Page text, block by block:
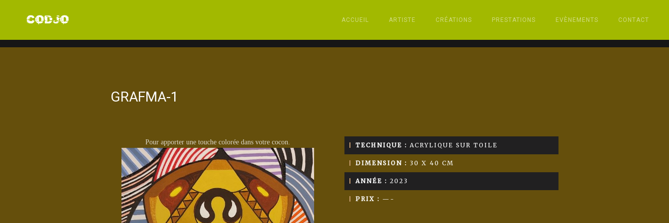
ACCUEIL ARTISTE CRÉATIONS PRESTATIONS EVÈNEMENTS CONTACT
GRAFMA-1
Pour apporter une touche colorée dans votre cocon. TECHNIQUE : ACRYLIQUE SUR TOILE
DIMENSION : 30 X 40 CM
ANNÉE : 2023
PRIX : —-